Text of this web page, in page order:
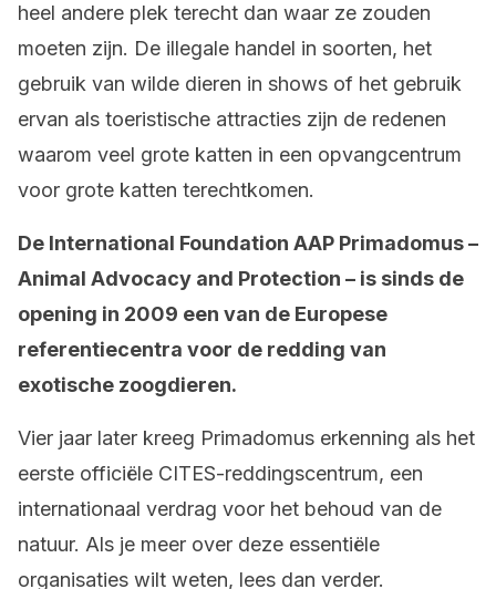
heel andere plek terecht dan waar ze zouden
moeten zijn. De illegale handel in soorten, het
gebruik van wilde dieren in shows of het gebruik
ervan als toeristische attracties zijn de redenen
waarom veel grote katten in een opvangcentrum
voor grote katten terechtkomen.
De International Foundation AAP Primadomus –
Animal Advocacy and Protection – is sinds de
opening in 2009 een van de Europese
referentiecentra voor de redding van
exotische zoogdieren.
Vier jaar later kreeg Primadomus erkenning als het
eerste officiële CITES-reddingscentrum, een
internationaal verdrag voor het behoud van de
natuur. Als je meer over deze essentiële
organisaties wilt weten, lees dan verder.